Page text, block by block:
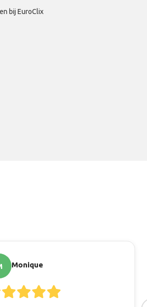
Monique